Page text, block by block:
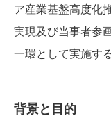
ア産業基盤高度化
実現及び当事者参
一環として実施す
背景と目的